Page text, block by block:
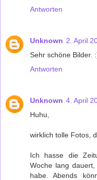
Antworten
Unknown 2. April
Sehr schöne Bilder.
Antworten
Unknown 4. April
Huhu,
wirklich tolle Fotos,
Ich hasse die
Woche lang
habe. Abends